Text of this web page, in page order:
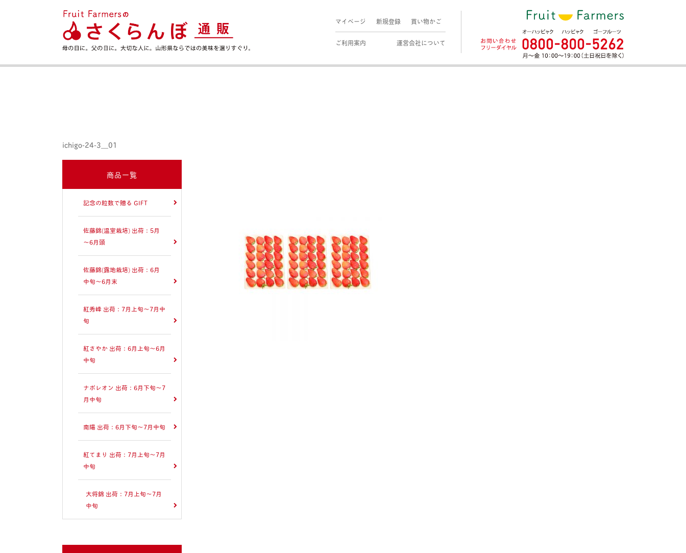
マイページ 新規登録 買い物かご
ご利用案内 運営会社について
ichigo-24-3__01
商品一覧
記念の粒数で贈る GIFT
佐藤錦(温室栽培) 出荷：5月
～6月頭
佐藤錦(露地栽培) 出荷：6月
中旬～6月末
紅秀峰 出荷：7月上旬～7月中
旬
紅さやか 出荷：6月上旬～6月
中旬
ナポレオン 出荷：6月下旬～7
月中旬
南陽 出荷：6月下旬～7月中旬
紅てまり 出荷：7月上旬～7月
中旬
大将錦 出荷：7月上旬～7月
中旬